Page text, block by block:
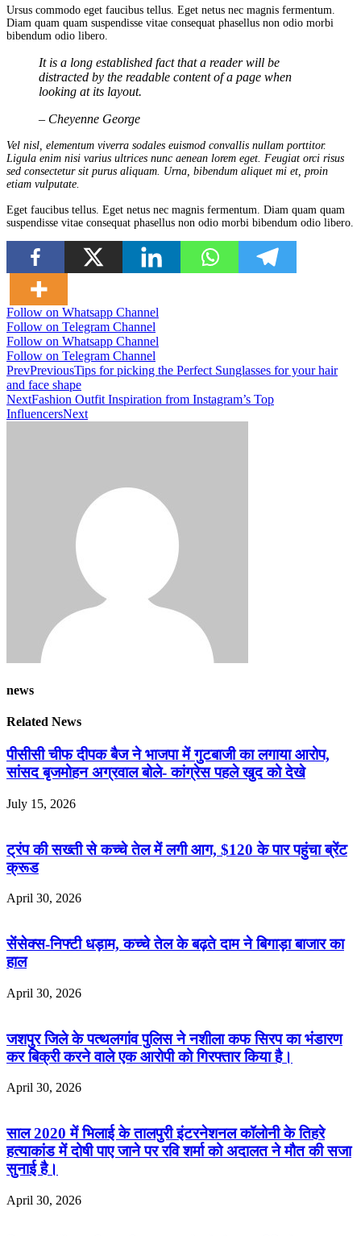
Ursus commodo eget faucibus tellus. Eget netus nec magnis fermentum.
Diam quam quam suspendisse vitae consequat phasellus non odio morbi
bibendum odio libero.
It is a long established fact that a reader will be
distracted by the readable content of a page when
looking at its layout.
– Cheyenne George
Vel nisl, elementum viverra sodales euismod convallis nullam porttitor.
Ligula enim nisi varius ultrices nunc aenean lorem eget. Feugiat orci risus
sed consectetur sit purus aliquam. Urna, bibendum aliquet mi et, proin
etiam vulputate.
Eget faucibus tellus. Eget netus nec magnis fermentum. Diam quam quam
suspendisse vitae consequat phasellus non odio morbi bibendum odio libero.
Follow on Whatsapp Channel
Follow on Telegram Channel
Follow on Whatsapp Channel
Follow on Telegram Channel
PrevPreviousTips for picking the Perfect Sunglasses for your hair
and face shape
NextFashion Outfit Inspiration from Instagram’s Top
InfluencersNext
news
Related News
पीसीसी चीफ दीपक बैज ने भाजपा में गुटबाजी का लगाया आरोप,
सांसद बृजमोहन अग्रवाल बोले- कांग्रेस पहले खुद को देखे
July 15, 2026
ट्रंप की सख्ती से कच्चे तेल में लगी आग, $120 के पार पहुंचा ब्रेंट
क्रूड
April 30, 2026
सेंसेक्स-निफ्टी धड़ाम, कच्चे तेल के बढ़ते दाम ने बिगाड़ा बाजार का
हाल
April 30, 2026
जशपुर जिले के पत्थलगांव पुलिस ने नशीला कफ सिरप का भंडारण
कर बिक्री करने वाले एक आरोपी को गिरफ्तार किया है।
April 30, 2026
साल 2020 में भिलाई के तालपुरी इंटरनेशनल कॉलोनी के तिहरे
हत्याकांड में दोषी पाए जाने पर रवि शर्मा को अदालत ने मौत की सजा
सुनाई है।
April 30, 2026